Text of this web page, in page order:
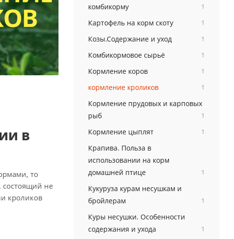
в
то
состоящий не
кроликов
комбикорму
1
Картофель на корм скоту 1
Козы.Содержание и уход 1
Комбикормовое сырьё 1
Кормление коров 1
кормление кроликов 1
Кормление прудовых и карповых
рыб
1
Кормление цыплят 1
Крапива. Польза в
использовании на корм
домашней птице
1
Кукуруза курам несушкам и
бройлерам
1
Куры несушки. Особенности
содержания и ухода
1